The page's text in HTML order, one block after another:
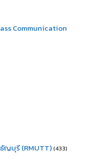
Communication
ญบุรี (RMUTT)(433)